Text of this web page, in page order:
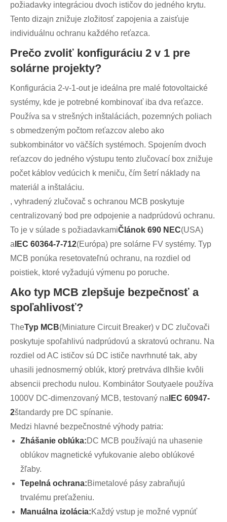
požiadavky integráciou dvoch ističov do jedného krytu.
Tento dizajn znižuje zložitosť zapojenia a zaisťuje
individuálnu ochranu každého reťazca.
Prečo zvoliť konfiguráciu 2 v 1 pre
solárne projekty?
Konfigurácia 2-v-1-out je ideálna pre malé fotovoltaické
systémy, kde je potrebné kombinovať iba dva reťazce.
Používa sa v strešných inštaláciách, pozemných poliach
s obmedzeným počtom reťazcov alebo ako
subkombinátor vo väčších systémoch. Spojením dvoch
reťazcov do jedného výstupu tento zlučovací box znižuje
počet káblov vedúcich k meniču, čím šetrí náklady na
materiál a inštaláciu.
, vyhradený zlučovač s ochranou MCB poskytuje
centralizovaný bod pre odpojenie a nadprúdovú ochranu.
To je v súlade s požiadavkamiČlánok 690 NEC(USA)
a IEC 60364-7-712(Európa) pre solárne FV systémy. Typ
MCB ponúka resetovateľnú ochranu, na rozdiel od
poistiek, ktoré vyžadujú výmenu po poruche.
Ako typ MCB zlepšuje bezpečnosť a
spoľahlivosť?
TheTyp MCB(Miniature Circuit Breaker) v DC zlučovači
poskytuje spoľahlivú nadprúdovú a skratovú ochranu. Na
rozdiel od AC ističov sú DC ističe navrhnuté tak, aby
uhasili jednosmerný oblúk, ktorý pretrváva dlhšie kvôli
absencii prechodu nulou. Kombinátor Soutyaele používa
1000V DC-dimenzovaný MCB, testovaný na IEC 60947-
2štandardy pre DC spínanie.
Medzi hlavné bezpečnostné výhody patria:
Zhášanie oblúka:DC MCB používajú na uhasenie
oblúkov magnetické vyfukovanie alebo oblúkové
žľaby.
Tepelná ochrana:Bimetalové pásy zabraňujú
trvalému preťaženiu.
Manuálna izolácia:Každý vstup je možné vypnúť